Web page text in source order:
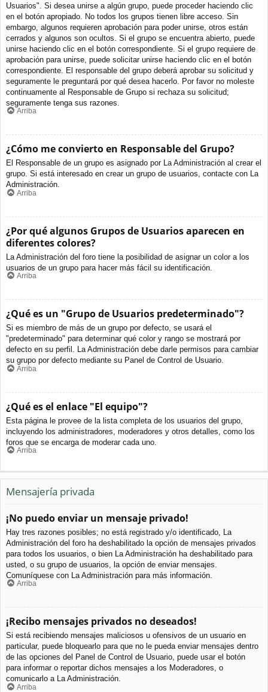
Usuarios". Si desea unirse a algún grupo, puede proceder haciendo clic
en el botón apropiado. No todos los grupos tienen libre acceso. Sin
embargo, algunos requieren aprobación para poder unirse, otros están
cerrados y algunos son ocultos. Si el grupo se encuentra abierto, puede
unirse haciendo clic en el botón correspondiente. Si el grupo requiere de
aprobación para unirse, puede solicitar unirse haciendo clic en el botón
correspondiente. El responsable del grupo deberá aprobar su solicitud y
seguramente le preguntará por qué desea hacerlo. Por favor no moleste
continuamente al Responsable de Grupo si rechaza su solicitud;
seguramente tenga sus razones.
Arriba
¿Cómo me convierto en Responsable del Grupo?
El Responsable de un grupo es asignado por La Administración al crear el
grupo. Si está interesado en crear un grupo de usuarios, contacte con La
Administración.
Arriba
¿Por qué algunos Grupos de Usuarios aparecen en
diferentes colores?
La Administración del foro tiene la posibilidad de asignar un color a los
usuarios de un grupo para hacer más fácil su identificación.
Arriba
¿Qué es un "Grupo de Usuarios predeterminado"?
Si es miembro de más de un grupo por defecto, se usará el
"predeterminado" para determinar qué color y rango se mostrará por
defecto en su perfil. La Administración debe darle permisos para cambiar
su grupo por defecto mediante su Panel de Control de Usuario.
Arriba
¿Qué es el enlace "El equipo"?
Esta página le provee de la lista completa de los usuarios del grupo,
incluyendo los administradores, moderadores y otros detalles, como los
foros que se encarga de moderar cada uno.
Arriba
Mensajería privada
¡No puedo enviar un mensaje privado!
Hay tres razones posibles; no está registrado y/o identificado, La
Administración del foro ha deshabilitado la opción de mensajes privados
para todos los usuarios, o bien La Administración ha deshabilitado para
usted, o su grupo de usuarios, la opción de enviar mensajes.
Comuníquese con La Administración para más información.
Arriba
¡Recibo mensajes privados no deseados!
Si está recibiendo mensajes maliciosos u ofensivos de un usuario en
particular, puede bloquearlo para que no le pueda enviar mensajes dentro
de las opciones del Panel de Control de Usuario, puede usar el botón
para informar o reportar dichos mensajes a los Moderadores, o
comunicarlo a La Administración.
Arriba